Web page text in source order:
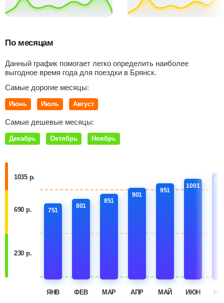
По месяцам
Данный график помогает легко определить наиболее
выгодное время года для поездки в Брянск.
Самые дорогие месяцы:
Июнь Июль Август
Самые дешевые месяцы:
Декабрь Октябрь Ноябрь
1035 р.
690 р.
230 р.
751
ЯНВ
801
ФЕВ
851
МАР
901
АПР
951
МАЙ
1001
ИЮН